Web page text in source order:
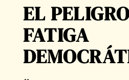
EL
FATIGA